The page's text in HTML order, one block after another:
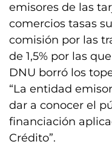
emisores de las
comercios tasas
comisión por las
de 1,5% por las
DNU borró los
“La entidad
dar a conocer el
financiación
Crédito”.